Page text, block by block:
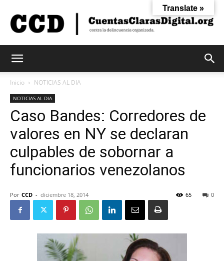
Claras
Digital
Inicio NOTICIAS AL DIA
NOTICIAS AL DIA
Caso Bandes: Corredores de
valores en NY se declaran
culpables de sobornar a
funcionarios venezolanos
Por CCD - diciembre 18, 2014 0
65
Translate »